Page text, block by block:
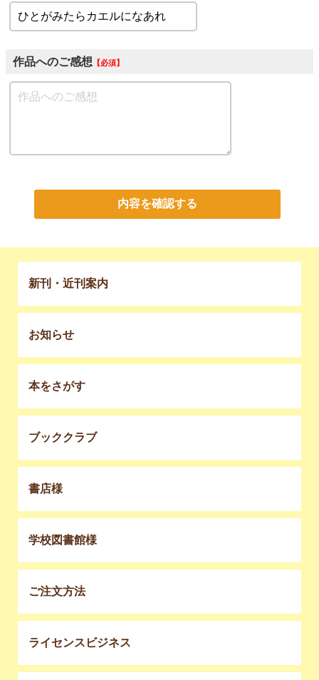
作品へのご感想 必須
内容を確認する
新刊・近刊案内
お知らせ
本をさがす
ブッククラブ
書店様
学校図書館様
ご注文方法
ライセンスビジネス